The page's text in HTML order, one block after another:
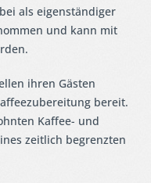
als eigenständiger
und kann mit
ihren Gästen
bereit.
Kaffee- und
zeitlich begrenzten